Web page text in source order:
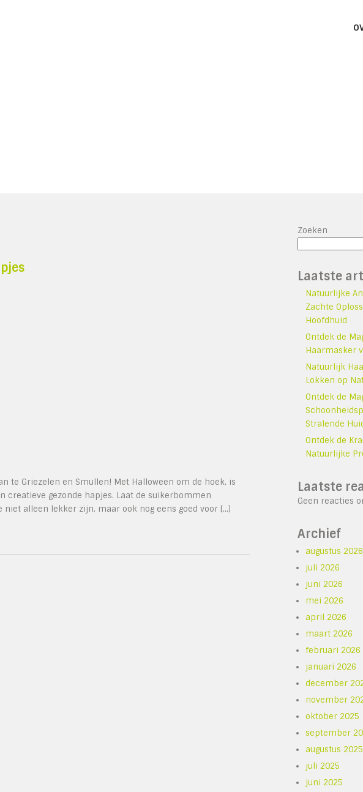
te Griezelen en Smullen! Met Halloween om de hoek, is
gezonde hapjes. Laat de suikerbommen
alleen lekker zijn, maar ook nog eens goed voor […]
Zoeken
Laatste
Natuurlijke
Zachte
Hoofdhuid
Ontdek de
Haarmasker
Natuurlijk
Lokken op
Ontdek de
Stralende
Ontdek de
Natuurlijke
Laatste
Geen reacties
Archief
augustus 2026
juli 2026
juni 2026
mei 2026
april 2026
maart 2026
februari 2026
januari 2026
december
november
oktober 2025
september
augustus 2025
juli 2025
juni 2025